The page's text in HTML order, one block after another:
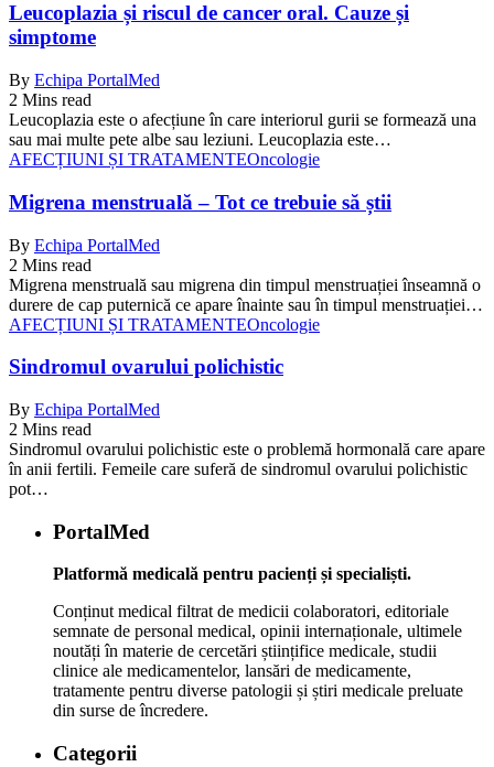
Leucoplazia și riscul de cancer oral. Cauze și
simptome
By Echipa PortalMed
2 Mins read
Leucoplazia este o afecțiune în care interiorul gurii se formează una
sau mai multe pete albe sau leziuni. Leucoplazia este…
AFECȚIUNI ȘI TRATAMENTEOncologie
Migrena menstruală – Tot ce trebuie să știi
By Echipa PortalMed
2 Mins read
Migrena menstruală sau migrena din timpul menstruației înseamnă o
durere de cap puternică ce apare înainte sau în timpul menstruației…
AFECȚIUNI ȘI TRATAMENTEOncologie
Sindromul ovarului polichistic
By Echipa PortalMed
2 Mins read
Sindromul ovarului polichistic este o problemă hormonală care apare
în anii fertili. Femeile care suferă de sindromul ovarului polichistic
pot…
PortalMed
Platformă medicală pentru pacienți și specialiști.
Conținut medical filtrat de medicii colaboratori, editoriale
semnate de personal medical, opinii internaționale, ultimele
noutăți în materie de cercetări științifice medicale, studii
clinice ale medicamentelor, lansări de medicamente,
tratamente pentru diverse patologii și știri medicale preluate
din surse de încredere.
Categorii